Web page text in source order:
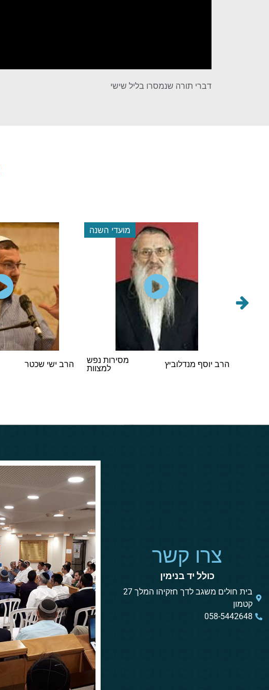
דברי תורה שנמסרו בליל שישי
מועדי השנה
הרב יוסף מנדלוביץ
מסירות נפש
למצוות
הרב ישי שכטר
צרו קשר
כולל יד בנימין
בית חולים משגב לדך חזקיהו המלך 27
קטמון
058-5442648